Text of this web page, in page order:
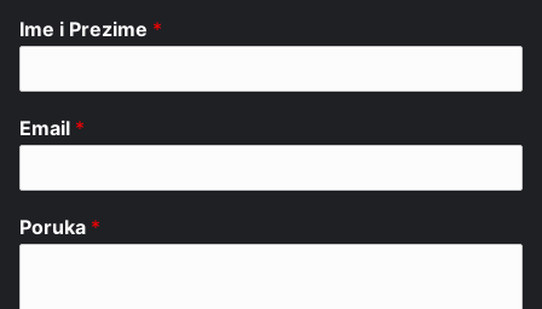
Ime i Prezime *
Email *
Poruka *